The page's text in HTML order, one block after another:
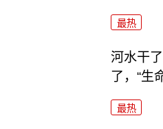
最热
河水干
了，“生
最热